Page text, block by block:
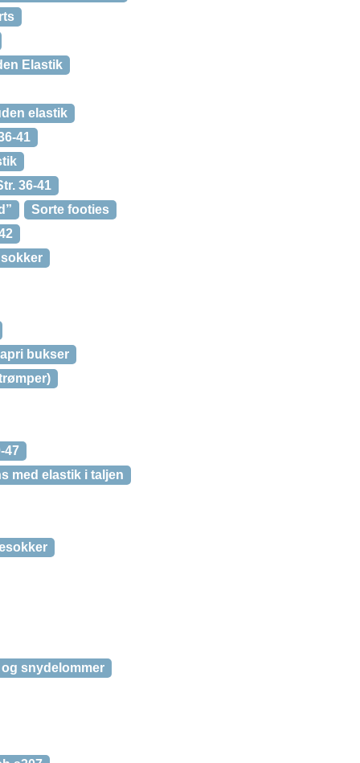
Elastik
elastik
41
36-41
Sorte footies
bukser
47
med elastik i taljen
snydelommer